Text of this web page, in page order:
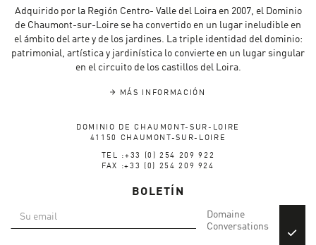
Adquirido por la Región Centro- Valle del Loira en 2007, el Dominio
de Chaumont-sur-Loire se ha convertido en un lugar ineludible en
el ámbito del arte y de los jardines. La triple identidad del dominio:
patrimonial, artística y jardinística lo convierte en un lugar singular
en el circuito de los castillos del Loira.
MÁS INFORMACIÓN
DOMINIO DE CHAUMONT-SUR-LOIRE
41150 CHAUMONT-SUR-LOIRE
TEL :+33 (0) 254 209 922
FAX :+33 (0) 254 209 924
BOLETÍN